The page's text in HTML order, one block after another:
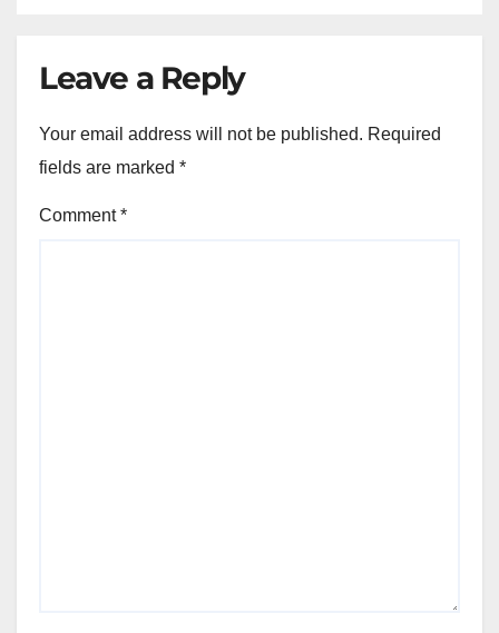
Leave a Reply
Your email address will not be published. Required
fields are marked *
Comment*